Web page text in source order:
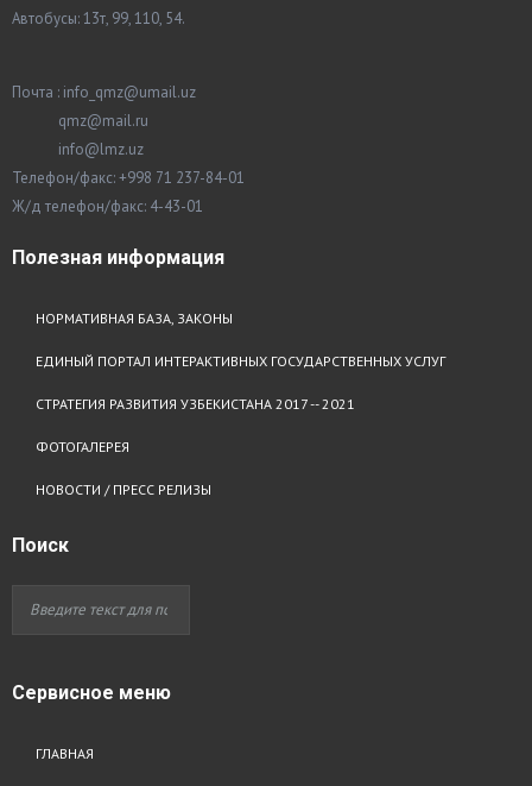
Автобусы: 13т, 99, 110, 54.
Почта : info_qmz@umail.uz
qmz@mail.ru
info@lmz.uz
Телефон/факс: +998 71 237-84-01
Ж/д телефон/факс: 4-43-01
Полезная информация
НОРМАТИВНАЯ БАЗА, ЗАКОНЫ
ЕДИНЫЙ ПОРТАЛ ИНТЕРАКТИВНЫХ ГОСУДАРСТВЕННЫХ УСЛУГ
СТРАТЕГИЯ РАЗВИТИЯ УЗБЕКИСТАНА 2017 -- 2021
ФОТОГАЛЕРЕЯ
НОВОСТИ / ПРЕСС РЕЛИЗЫ
Поиск
Сервисное меню
ГЛАВНАЯ